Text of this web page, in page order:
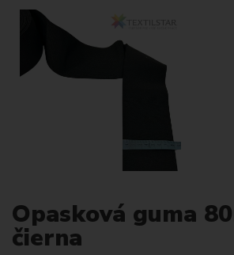
Opasková guma
čierna